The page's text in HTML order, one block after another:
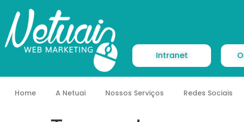
Intranet
Home A Netuai Nossos Serviços Redes Sociais